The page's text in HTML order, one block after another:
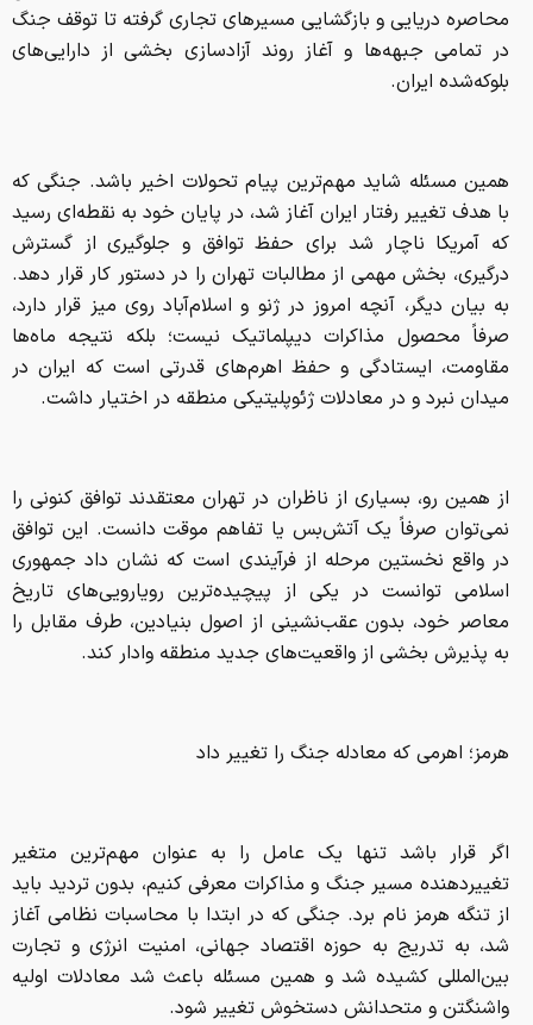
محاصره دریایی و بازگشایی مسیر‌های تجاری گرفته تا توقف جنگ
در تمامی جبهه‌ها و آغاز روند آزادسازی بخشی از دارایی‌های
بلوکه‌شده ایران.
همین مسئله شاید مهم‌ترین پیام تحولات اخیر باشد. جنگی که
با هدف تغییر رفتار ایران آغاز شد، در پایان خود به نقطه‌ای رسید
که آمریکا ناچار شد برای حفظ توافق و جلوگیری از گسترش
درگیری، بخش مهمی از مطالبات تهران را در دستور کار قرار دهد.
به بیان دیگر، آنچه امروز در ژنو و اسلام‌آباد روی میز قرار دارد،
صرفاً محصول مذاکرات دیپلماتیک نیست؛ بلکه نتیجه ماه‌ها
مقاومت، ایستادگی و حفظ اهرم‌های قدرتی است که ایران در
میدان نبرد و در معادلات ژئوپلیتیکی منطقه در اختیار داشت.
از همین رو، بسیاری از ناظران در تهران معتقدند توافق کنونی را
نمی‌توان صرفاً یک آتش‌بس یا تفاهم موقت دانست. این توافق
در واقع نخستین مرحله از فرآیندی است که نشان داد جمهوری
اسلامی توانست در یکی از پیچیده‌ترین رویارویی‌های تاریخ
معاصر خود، بدون عقب‌نشینی از اصول بنیادین، طرف مقابل را
به پذیرش بخشی از واقعیت‌های جدید منطقه وادار کند.
هرمز؛ اهرمی که معادله جنگ را تغییر داد
اگر قرار باشد تنها یک عامل را به عنوان مهم‌ترین متغیر
تغییر‌دهنده مسیر جنگ و مذاکرات معرفی کنیم، بدون تردید باید
از تنگه هرمز نام برد. جنگی که در ابتدا با محاسبات نظامی آغاز
شد، به تدریج به حوزه اقتصاد جهانی، امنیت انرژی و تجارت
بین‌المللی کشیده شد و همین مسئله باعث شد معادلات اولیه
واشنگتن و متحدانش دستخوش تغییر شود.